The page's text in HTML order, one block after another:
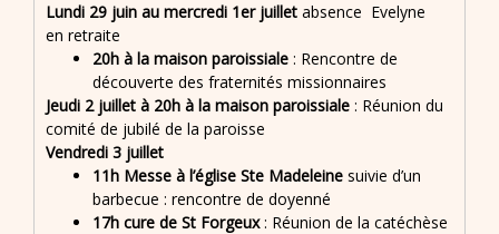
Lundi 29 juin au mercredi 1er juillet absence Evelyne
en retraite
20h à la maison paroissiale : Rencontre de
découverte des fraternités missionnaires
Jeudi 2 juillet à 20h à la maison paroissiale : Réunion du
comité de jubilé de la paroisse
Vendredi 3 juillet
11h Messe à l’église Ste Madeleine suivie d’un
barbecue : rencontre de doyenné
17h cure de St Forgeux: Réunion de la catéchèse